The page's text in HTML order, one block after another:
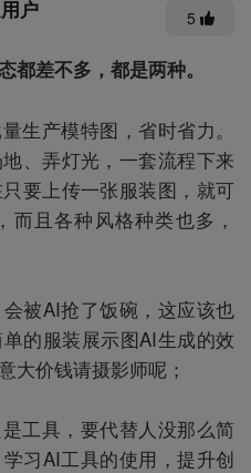
5
都差不多，都是两种。
生产模特图，省时省力。
、弄灯光，一套流程下来
要上传一张服装图，就可
而且各种风格种类也多，
被AI抢了饭碗，这应该也
的服装展示图AI生成的效
大价钱请摄影师呢；
工具，要代替人没那么简
习AI工具的使用，提升创